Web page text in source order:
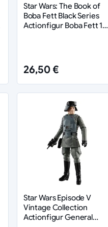
Star Wars: The Book of
Boba Fett Black Series
Actionfigur Boba Fett 15
26,50 €
Star Wars Episode V
Vintage Collection
Actionfigur General